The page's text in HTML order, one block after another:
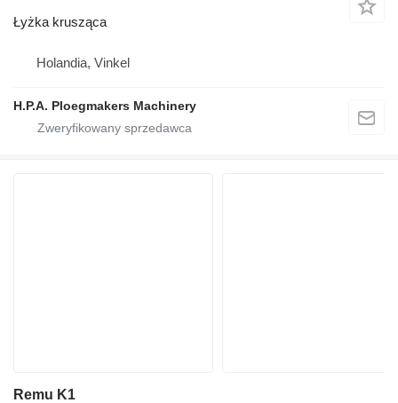
Łyżka krusząca
Holandia, Vinkel
H.P.A. Ploegmakers Machinery
Remu K1